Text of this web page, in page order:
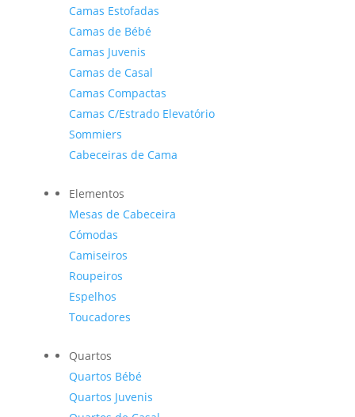
Camas Estofadas
Camas de Bébé
Camas Juvenis
Camas de Casal
Camas Compactas
Camas C/Estrado Elevatório
Sommiers
Cabeceiras de Cama
Elementos
Mesas de Cabeceira
Cómodas
Camiseiros
Roupeiros
Espelhos
Toucadores
Quartos
Quartos Bébé
Quartos Juvenis